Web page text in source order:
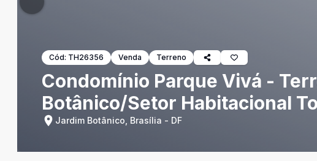
Cód: TH26356 Venda Terreno
Condomínio Parque Vivá -
Botânico/Setor Habitacional
Jardim Botânico, Brasília - DF